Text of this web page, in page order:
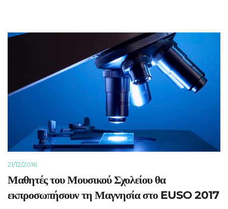
21/12/2016
Μαθητές του Μουσικού Σχολείου θα
εκπροσωπήσουν τη Μαγνησία στο EUSO 2017